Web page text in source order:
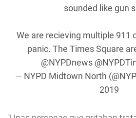
sounded like gun
We are recieving multiple 911
panic. The Times Square
@NYPDnews
— NYPD Midtown North
2019